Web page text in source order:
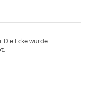
Die Ecke wurde